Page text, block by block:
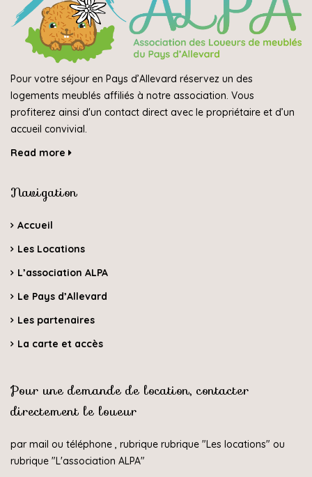
Pour votre séjour en Pays d’Allevard réservez un des
logements meublés affiliés à notre association. Vous
profiterez ainsi d'un contact direct avec le propriétaire et d’un
accueil convivial.
Read more
Navigation
Accueil
Les Locations
L’association ALPA
Le Pays d’Allevard
Les partenaires
La carte et accès
Pour une demande de location, contacter
directement le loueur
par mail ou téléphone , rubrique rubrique "Les locations" ou
rubrique "L'association ALPA"